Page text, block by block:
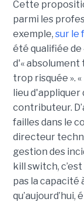
Cette
parmi les
exemple, sur le
été qualifiée de
d'«
trop risquée ».
lieu d'appliquer
contributeur.
failles dans le
directeur
gestion des
kill switch,
pas la capacité